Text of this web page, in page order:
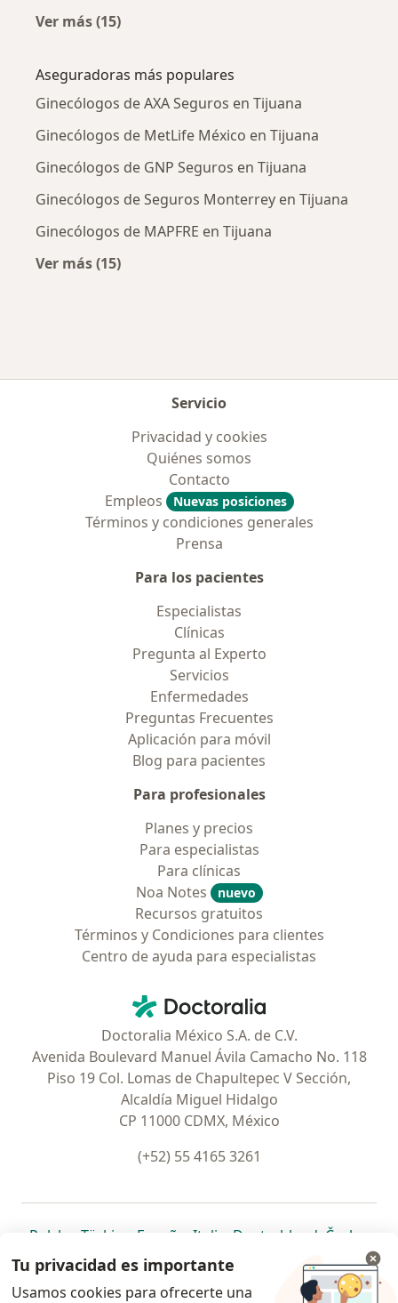
Ver más (15)
Aseguradoras más populares
Ginecólogos de AXA Seguros en Tijuana
Ginecólogos de MetLife México en Tijuana
Ginecólogos de GNP Seguros en Tijuana
Ginecólogos de Seguros Monterrey en Tijuana
Ginecólogos de MAPFRE en Tijuana
Ver más (15)
Servicio
Privacidad y cookies
Quiénes somos
Contacto
Empleos
Nuevas posiciones
Términos y condiciones generales
Prensa
Para los pacientes
Especialistas
Clínicas
Pregunta al Experto
Servicios
Enfermedades
Preguntas Frecuentes
Aplicación para móvil
Blog para pacientes
Para profesionales
Planes y precios
Para especialistas
Para clínicas
Noa Notes
nuevo
Recursos gratuitos
Términos y Condiciones para clientes
Centro de ayuda para especialistas
Doctoralia - Página de inicio
Doctoralia México S.A. de C.V.
Avenida Boulevard Manuel Ávila Camacho No. 118
Piso 19 Col. Lomas de Chapultepec V Sección,
Alcaldía Miguel Hidalgo
CP 11000 CDMX, México
(+52) 55 4165 3261
Polska se abre en una nueva pestaña
Türkiye se abre en una nueva pestaña
España se abre en una nueva pestaña
Italia se abre en una nueva
Deutschlandse abre en
Česko
Portugal
se abre en una nueva pestaña
México se abre en una nueva pestaña
Chile se abre en una nueva pestaña
Brasil se abre en una nueva
se abre en
se
se abre en una nueva
Tu privacidad es importante
Usamos cookies para ofrecerte una